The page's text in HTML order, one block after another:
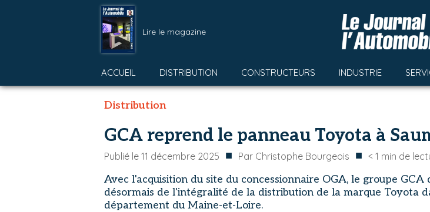
Lire le magazine
ACCUEIL DISTRIBUTION CONSTRUCTEURS INDUSTRIE
Distribution
GCA reprend le panneau Toyota à
Publié le 11 décembre 2025 ■ Par Christophe Bourgeois ■ < 1 min de
Avec l'acquisition du site du concessionnaire OGA, le groupe GCA
désormais de l'intégralité de la distribution de la marque Toyota
département du Maine-et-Loire.